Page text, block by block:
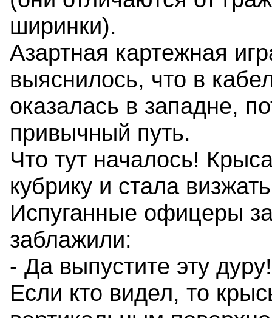
ширинки).
Азартная картежная
выяснилось, что в
оказалась в западне,
привычный путь.
Что тут началось!
кубрику и стала
Испуганные офицеры
заблажили:
- Да выпустите эту дуру!
Если кто видел, то